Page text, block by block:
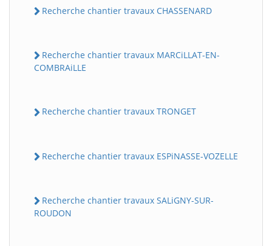
Recherche chantier travaux CHASSENARD
Recherche chantier travaux MARCiLLAT-EN-
COMBRAiLLE
Recherche chantier travaux TRONGET
Recherche chantier travaux ESPiNASSE-VOZELLE
Recherche chantier travaux SALiGNY-SUR-
ROUDON